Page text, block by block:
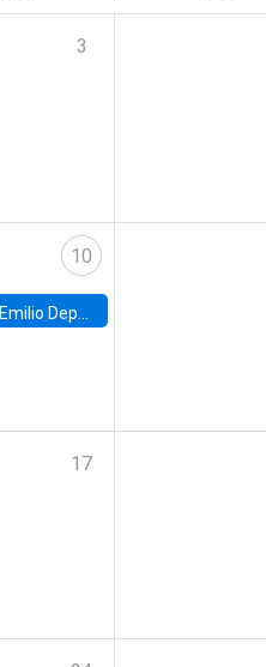
3
10
Emilio Depetris-Chauvín, Universidad Católica
17